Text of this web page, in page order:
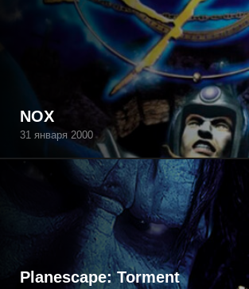
NOX
31 января 2000
Planescape: Torment